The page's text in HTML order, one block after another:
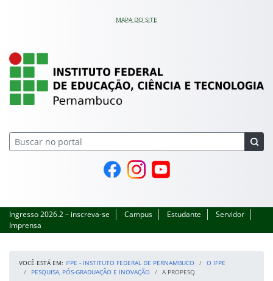
MAPA DO SITE
IFPE – Instituto
Página do Facebook
Perfil no Instagram
Canal no YouTube
Ingresso 2026.2 – inscreva-se Campus Estudante
Servidor
Imprensa
VOCÊ ESTÁ EM: IFPE - INSTITUTO FEDERAL DE PERNAMBUCO
O IFPE
PESQUISA, PÓS-GRADUAÇÃO E INOVAÇÃO
A PROPESQ